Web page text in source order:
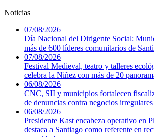
Noticias
07/08/2026
Día Nacional del Dirigente Social:
más de 600 líderes comunitarios de
07/08/2026
Festival Medieval, teatro y talleres
celebra la Niñez con más de 20
06/08/2026
CNC, SII y municipios fortalecen
de denuncias contra negocios irregulares
06/08/2026
Presidente Kast encabeza operativo en
destaca a Santiago como referente en